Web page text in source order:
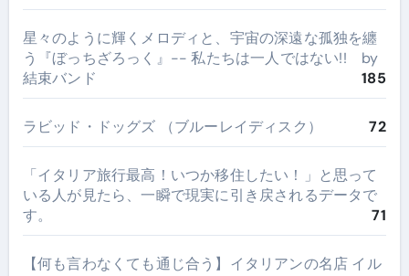
星々のように輝くメロディと、宇宙の深遠な孤独を纏
う『ぼっちざろっく』-- 私たちは一人ではない!! by
結束バンド
185
ラビッド・ドッグズ （ブルーレイディスク） 72
​「イタリア旅行最高！いつか移住したい！」と思って
いる人が見たら、一瞬で現実に引き戻されるデータで
す。
71
【何も言わなくても通じ合う】イタリアンの名店 イル